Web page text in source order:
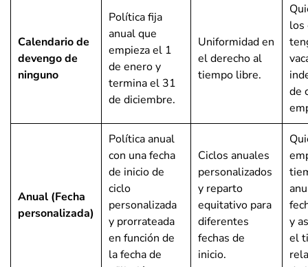
Calendario de
devengo de
ninguno
Política fija
anual que
empieza el 1
de enero y
termina el 31
de diciembre.
Uniformidad en
el derecho al
tiempo libre.
los
de
Anual (Fecha
personalizada)
Política anual
con una fecha
de inicio de
ciclo
personalizada
y prorrateada
en función de
la fecha de
Ciclos anuales
personalizados
y reparto
equitativo para
diferentes
fechas de
inicio.
y
el